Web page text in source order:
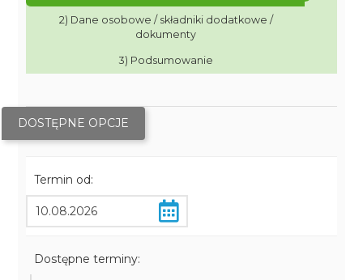
2) Dane osobowe / składniki dodatkowe /
dokumenty
3) Podsumowanie
DOSTĘPNE OPCJE
Termin od:
Dostępne terminy: